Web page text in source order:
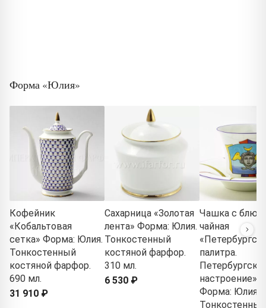
Форма «Юлия»
Кофейник
«Кобальтовая
сетка» Форма: Юлия.
Тонкостенный
костяной фарфор.
690 мл.
31 910 ₽
Сахарница «Золотая
лента» Форма: Юлия.
Тонкостенный
костяной фарфор.
310 мл.
6 530 ₽
Чашка с
чайная
палитра.
настроение»
Форма: Юлия.
Тонкостенный